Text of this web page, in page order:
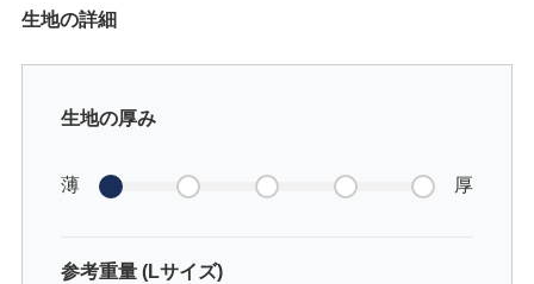
生地の詳細
生地の厚み
薄 厚
参考重量 (Lサイズ)